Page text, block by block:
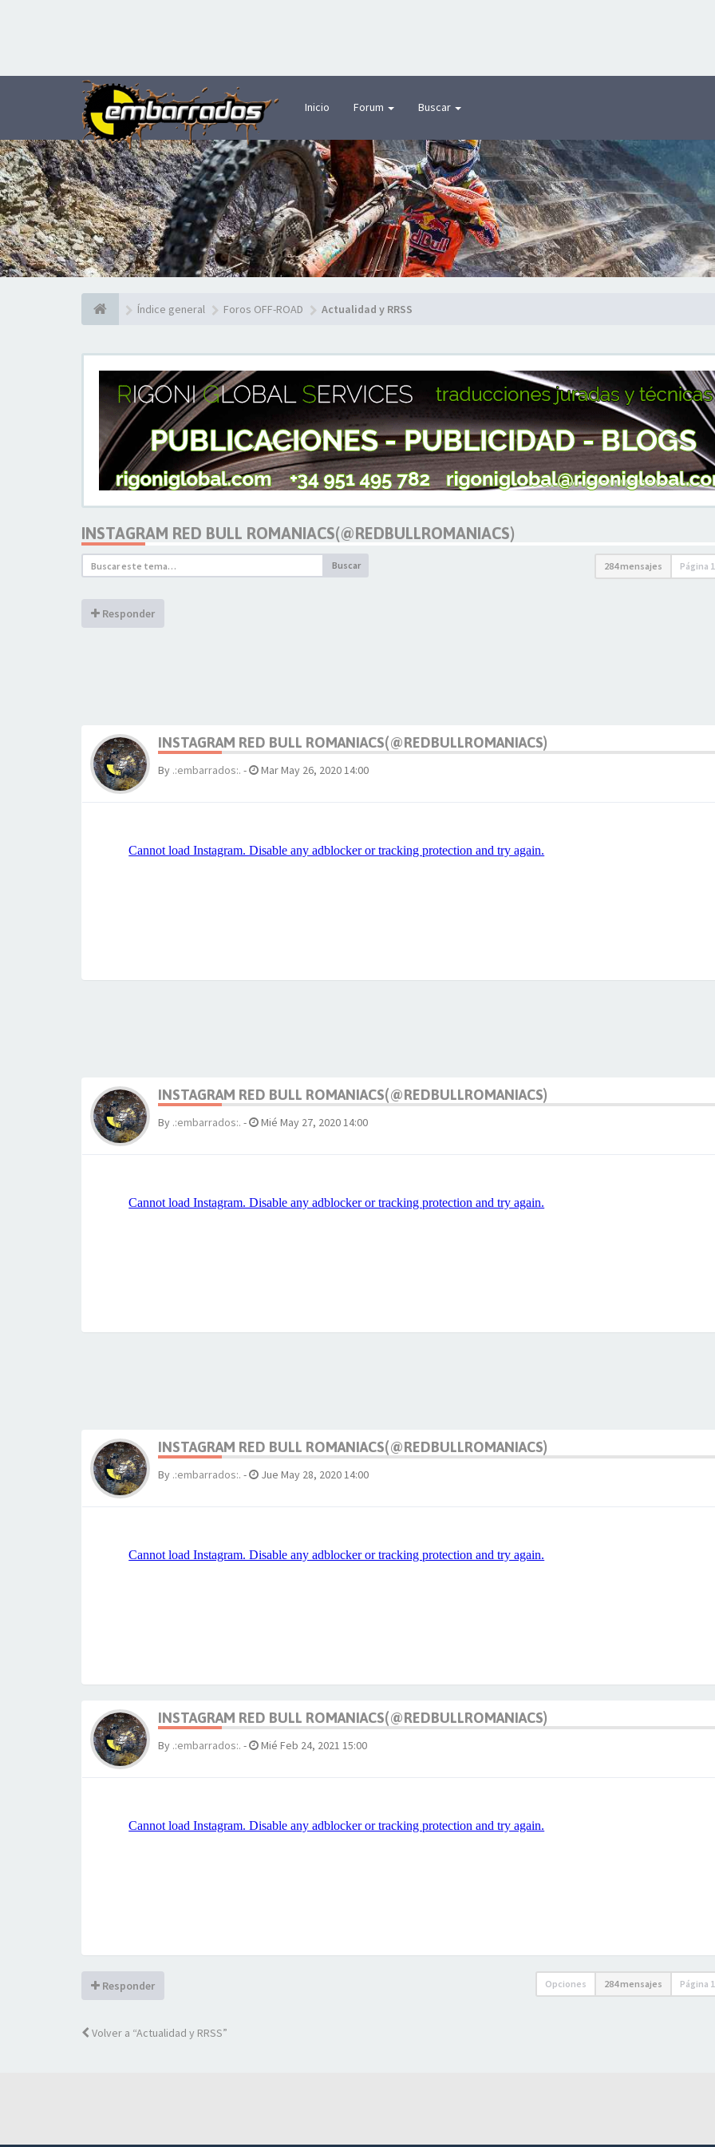
Inicio Forum Buscar
Índice general Foros OFF-ROAD Actualidad y RRSS
INSTAGRAM RED BULL ROMANIACS(@REDBULLROMANIACS)
Buscar 284 mensajes Página
Responder
INSTAGRAM RED BULL ROMANIACS(@REDBULLROMANIACS)
By .:embarrados:. - Mar May 26, 2020 14:00
INSTAGRAM RED BULL ROMANIACS(@REDBULLROMANIACS)
By .:embarrados:. - Mié May 27, 2020 14:00
INSTAGRAM RED BULL ROMANIACS(@REDBULLROMANIACS)
By .:embarrados:. - Jue May 28, 2020 14:00
INSTAGRAM RED BULL ROMANIACS(@REDBULLROMANIACS)
By .:embarrados:. - Mié Feb 24, 2021 15:00
Responder Opciones 284 mensajes Página
Volver a “Actualidad y RRSS”